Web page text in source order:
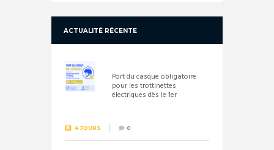
ACTUALITÉ RÉCENTE
Port du casque obligatoire
pour les trottinettes
électriques dès le 1er
4 JOURS 0